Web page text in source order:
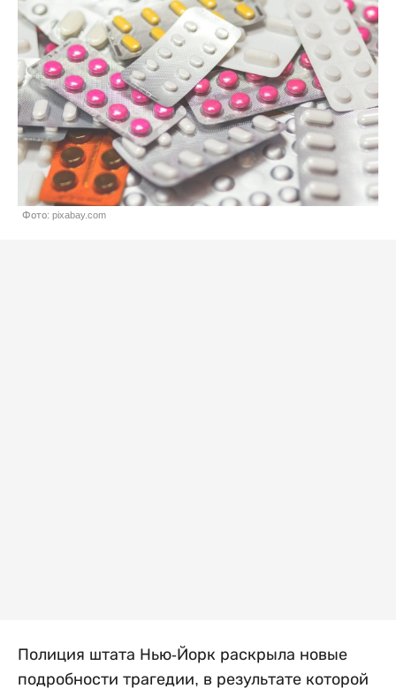
Фото: pixabay.com
Полиция штата Нью-Йорк раскрыла новые
подробности трагедии, в результате которой